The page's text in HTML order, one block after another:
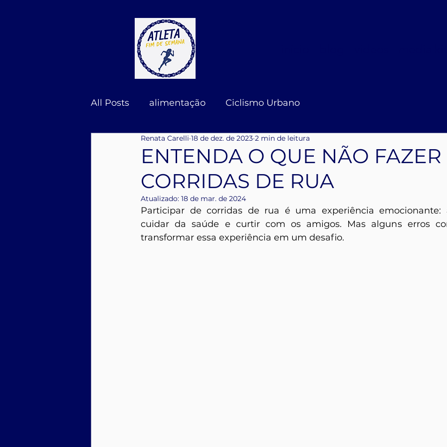
All Posts alimentação Ciclismo Urbano
ENTENDA O QUE NÃO FAZER
CORRIDAS DE RUA
Renata Carelli 18 de dez. de 2023 2 min de leitura
Atualizado: 18 de mar. de 2024
Participar de corridas de rua é uma experiência emocionante:
cuidar da saúde e curtir com os amigos. Mas alguns erros
transformar essa experiência em um desafio.